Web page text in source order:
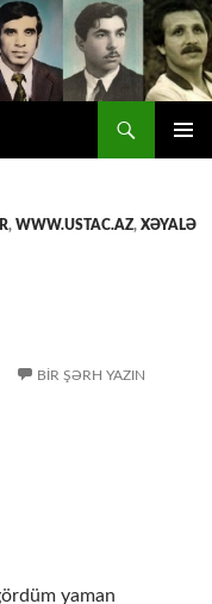
, WWW.USTAC.AZ, XƏYALƏ
BIR ŞƏRH YAZIN
yaman